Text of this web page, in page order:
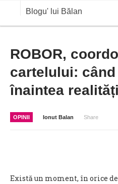
Blogu' lui Bălan
OPINII
ANALIZE
BLOG IN DIALOG
ROBOR,
cartelului:
înaintea
OPINII Ionut Balan Share
Există un moment, în orice